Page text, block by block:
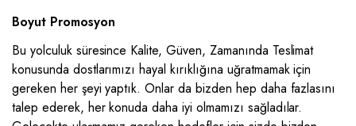
Boyut Promosyon
Bu yolculuk süresince Kalite, Güven, Zamanında Teslimat
konusunda dostlarımızı hayal kırıklığına uğratmamak için
gereken her şeyi yaptık. Onlar da bizden hep daha fazlasını
talep ederek, her konuda daha iyi olmamızı sağladılar.